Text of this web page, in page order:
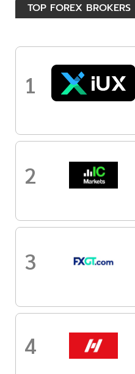
TOP FOREX BROKERS
1
2
3
4